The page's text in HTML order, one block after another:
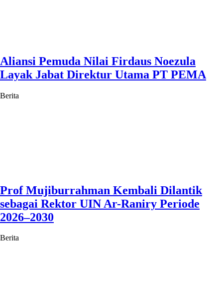
Aliansi Pemuda Nilai Firdaus Noezula
Layak Jabat Direktur Utama PT PEMA
Berita
Prof Mujiburrahman Kembali Dilantik
sebagai Rektor UIN Ar-Raniry Periode
2026–2030
Berita